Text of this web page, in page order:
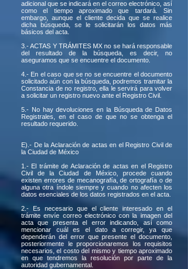
adicional que se indicará en el correo electrónico, así
como el tiempo aproximado que tardará. Sin
embargo, aunque el cliente decida que se realice
dicha búsqueda, se le solicitarán los datos más
básicos del acta.
3.- ACTAS Y TRÁMITES MX no se hará responsable
del resultado de la búsqueda, es decir, no
aseguramos que se encuentre el documento.
4.- En el caso que se no se encuentre el documento
solicitado aún con la búsqueda, podremos tramitar la
Constancia de no registro, ella le servirá para volver
a solicitar un registro nuevo ante el Registro Civil.
5.- No hay devoluciones en la Búsqueda de Datos
Registrales, en el caso de que no se obtenga el
resultado requerido.
E).- De la Aclaración de actas en el Registro Civil de
la Ciudad de México
1.- El trámite de Aclaración de actas en el Registro
Civil de la Ciudad de México, procede cuando
existen errores de mecanografía, de ortografía o de
alguna otra índole siempre y cuando no afecten los
datos esenciales de los datos registrados en el acta.
2.- Es necesario que el cliente interesado en el
trámite envíe correo electrónico con la imagen del
acta que presenta el error indicando, así como
mencionar cuál es el dato a corregir, ya que
dependerán del error que presente el documento,
posteriormente le proporcionaremos los requisitos
necesarios, el costo del mismo y tiempo aproximado
en que tendremos la resolución por parte de la
autoridad gubernamental.